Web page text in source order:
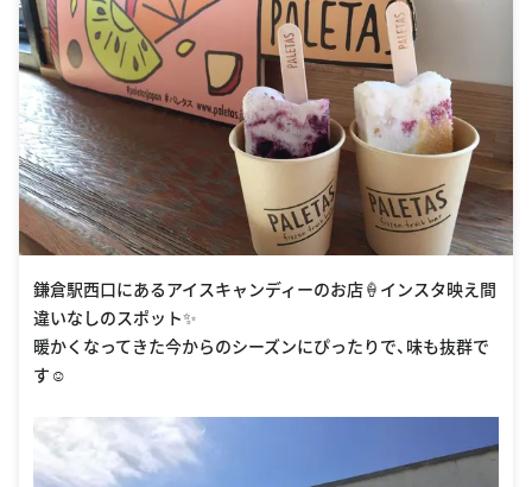
鎌倉駅西口にあるアイスキャンディーのお店🍦インスタ映え間
違いなしのスポット✨
暖かくなってきた今からのシーズンにぴったりで、味も抜群で
す☺︎